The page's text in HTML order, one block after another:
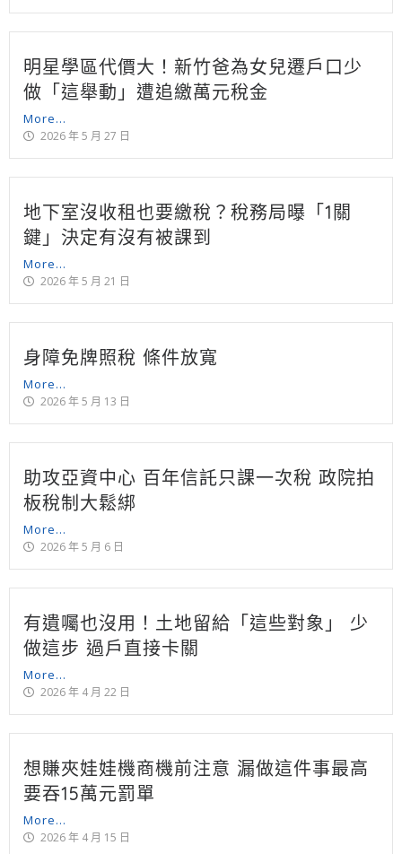
明星學區代價大！新竹爸為女兒遷戶口少
做「這舉動」遭追繳萬元稅金
More...
2026 年 5 月 27 日
地下室沒收租也要繳稅？稅務局曝「1關
鍵」決定有沒有被課到
More...
2026 年 5 月 21 日
身障免牌照稅 條件放寬
More...
2026 年 5 月 13 日
助攻亞資中心 百年信託只課一次稅 政院拍
板稅制大鬆綁
More...
2026 年 5 月 6 日
有遺囑也沒用！土地留給「這些對象」 少
做這步 過戶直接卡關
More...
2026 年 4 月 22 日
想賺夾娃娃機商機前注意 漏做這件事最高
要吞15萬元罰單
More...
2026 年 4 月 15 日